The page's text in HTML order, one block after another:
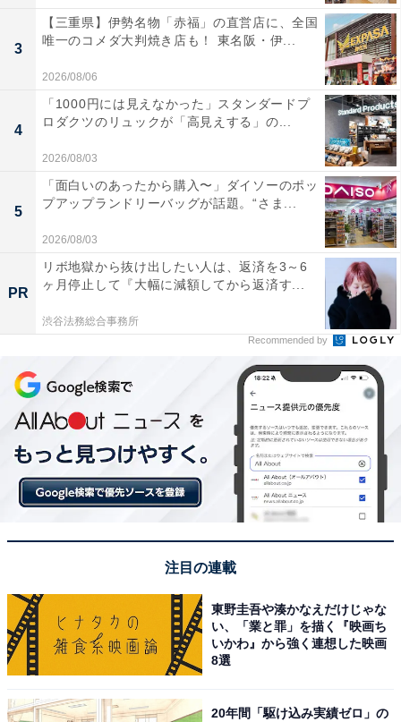
3
【三重県】伊勢名物「赤福」の直営店に、全国
唯一のコメダ大判焼き店も！ 東名阪・伊...
2026/08/06
4
「1000円には見えなかった」スタンダードプ
ロダクツのリュックが「高見えする」の...
2026/08/03
5
「面白いのあったから購入〜」ダイソーのポッ
プアップランドリーバッグが話題。“さま...
2026/08/03
PR
リボ地獄から抜け出したい人は、返済を3～6
ヶ月停止して『大幅に減額してから返済す...
渋谷法務総合事務所
Recommended by
注目の連載
東野圭吾や湊かなえだけじゃな
い、「業と罪」を描く『映画ち
いかわ』から強く連想した映画
8選
20年間「駆け込み実績ゼロ」の